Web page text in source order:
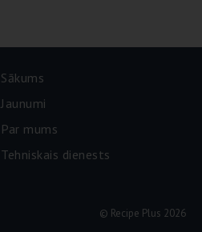
Sākums
Jaunumi
Par mums
Tehniskais dienests
© Recipe Plus 2026